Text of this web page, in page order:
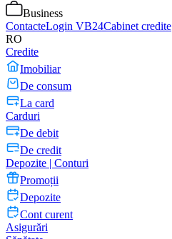
Business
ContacteLogin VB24Cabinet credite
RO
Credite
Imobiliar
De consum
La card
Carduri
De debit
De credit
Depozite | Conturi
Promoții
Depozite
Cont curent
Asigurări